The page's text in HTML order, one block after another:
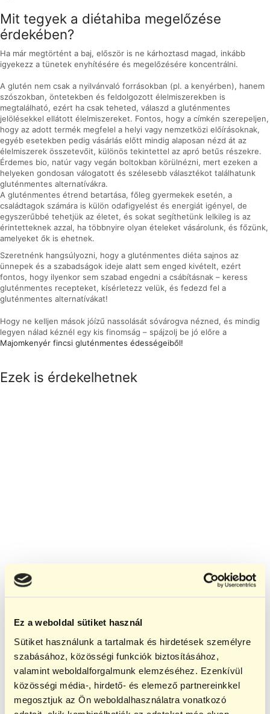
Ez a weboldal sütiket használ
Sütiket használunk a tartalmak és hirdetések személyre
szabásához, közösségi funkciók biztosításához,
valamint weboldalforgalmunk elemzéséhez. Ezenkívül
közösségi média-, hirdető- és elemező partnereinkkel
megosztjuk az Ön weboldalhasználatra vonatkozó
Mit tegyek a diétahiba megelőzése
érdekében?
Ha már megtörtént a baj, először is ne kárhoztasd magad, inkább
igyekezz a tünetek enyhítésére és megelőzésére koncentrálni.
A glutén nem csak a nyilvánvaló forrásokban (pl. a kenyérben), hanem
szószokban, öntetekben és feldolgozott élelmiszerekben is
megtalálható, ezért ha csak teheted, válaszd a gluténmentes
jelölésekkel ellátott élelmiszereket. Fontos, hogy a címkén szerepeljen,
hogy az adott termék megfelel a helyi vagy nemzetközi előírásoknak,
egyéb esetekben pedig vásárlás előtt mindig alaposan nézd át az
élelmiszerek összetevőit, különös tekintettel az apró betűs részekre.
Érdemes bio, natúr vagy vegán boltokban körülnézni, mert ezeken a
helyeken gondosan válogatott és szélesebb választékot találhatunk
gluténmentes alternatívákra.
A gluténmentes étrend betartása, főleg gyermekek esetén, a
családtagok számára is külön odafigyelést és energiát igényel, de
egyszerűbbé tehetjük az életet, és sokat segíthetünk lelkileg is az
érintetteknek azzal, ha többnyire olyan ételeket vásárolunk, és főzünk,
amelyeket ők is ehetnek.
Szeretnénk hangsúlyozni, hogy a gluténmentes diéta sajnos az
ünnepek és a szabadságok ideje alatt sem enged kivételt, ezért
fontos, hogy ilyenkor sem szabad engedni a csábításnak – keress
gluténmentes recepteket, kísérletezz velük, és fedezd fel a
gluténmentes alternatívákat!
Hogy ne kelljen mások jóízű nassolását sóvárogva nézned, és mindig
legyen nálad kéznél egy kis finomság – spájzolj be jó előre a
Majomkenyér fincsi gluténmentes édességeiből!
Ezek is érdekelhetnek